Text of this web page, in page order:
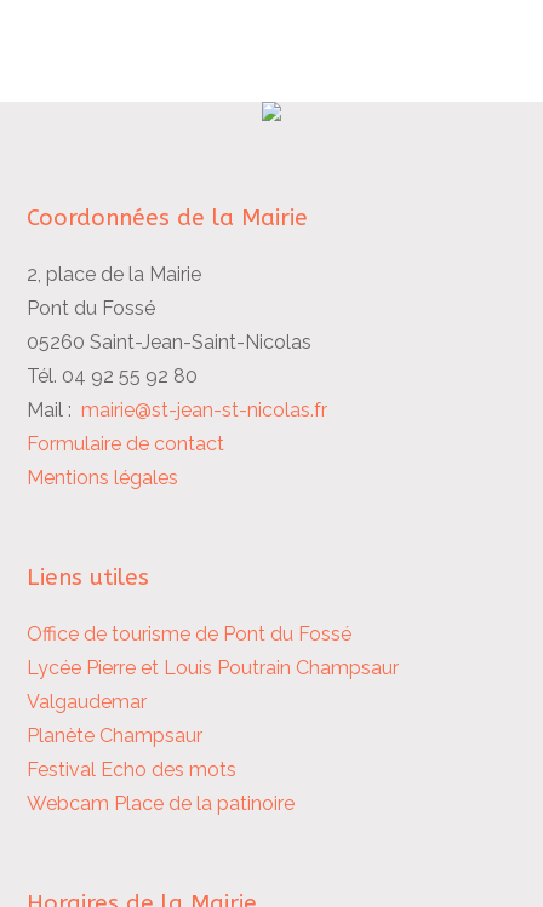
Coordonnées de la Mairie
2, place de la Mairie
Pont du Fossé
05260 Saint-Jean-Saint-Nicolas
Tél. 04 92 55 92 80
Mail :mairie@st-jean-st-nicolas.fr
Formulaire de contact
Mentions légales
Liens utiles
Office de tourisme de Pont du Fossé
Lycée Pierre et Louis Poutrain Champsaur
Valgaudemar
Planète Champsaur
Festival Echo des mots
Webcam Place de la patinoire